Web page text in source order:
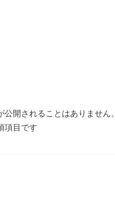
公開されることはありません。
項目です